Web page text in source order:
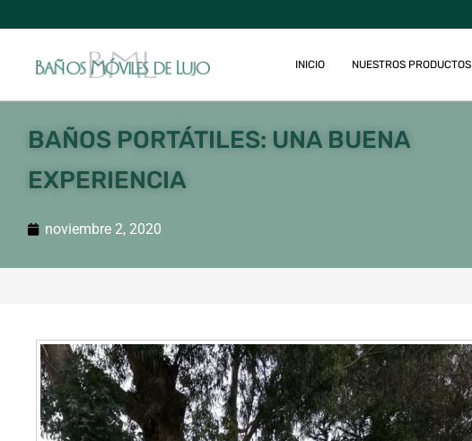
INICIO NUESTROS PRODUCTOS
BAÑOS PORTÁTILES: UNA BUENA
EXPERIENCIA
noviembre 2, 2020